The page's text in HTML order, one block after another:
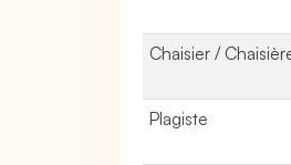
Chaisier /
Plagiste